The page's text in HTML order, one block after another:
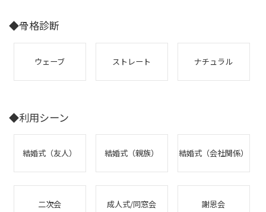
◆骨格診断
ウェーブ ストレート ナチュラル
◆利用シーン
結婚式（友人） 結婚式（親族） 結婚式（会社関係）
二次会 成人式/同窓会 謝恩会